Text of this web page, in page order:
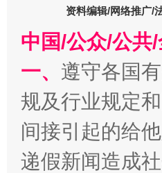
在谋一域中谋全局
资料编辑/网络推广/
中国/公众/公共
一、 遵守各国
规及行业规定
间接引起的给
递假新闻造成